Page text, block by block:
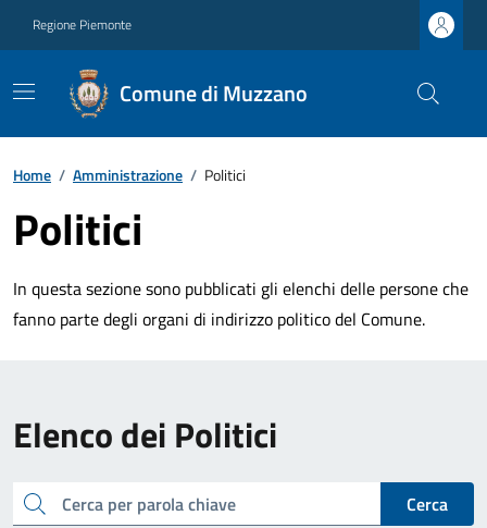
Regione Piemonte
Comune di Muzzano
Home / Amministrazione / Politici
Politici
In questa sezione sono pubblicati gli elenchi delle persone che
fanno parte degli organi di indirizzo politico del Comune.
Elenco dei Politici
cerca
Cerca